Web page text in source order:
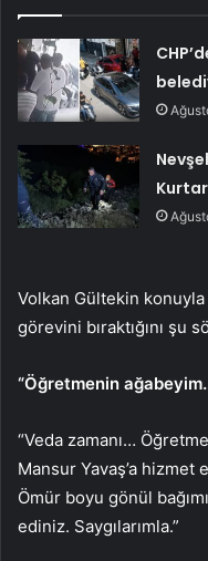
Volkan Gültekin konuyla
görevini bıraktığını şu
“Öğretmenin
“Veda zamanı…
Mansur Yavaş’a
Ömür boyu gönül
ediniz. Saygılarımla.”